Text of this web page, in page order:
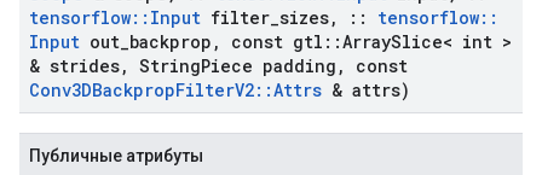
tensorflow:: Input filter sizes, :: tensorflow::
Input out backprop , const gtl ::ArraySlice< int >
& strides, StringPiece padding ,
const
Conv3DBackpropFilterV2::Attrs & attrs)
Публичные атрибуты